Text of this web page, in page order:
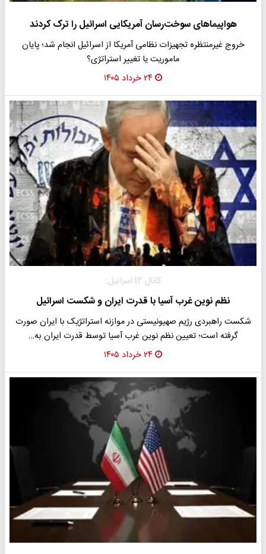
هواپیما‌های سوخت‌رسان آمریکایی اسرائیل را ترک کردند
خروج غیرمنتظره تجهیزات نظامی آمریکا از اسرائیل انجام شد؛ پایان
ماموریت یا تغییر استراتژی؟
۲۴ خرداد ۱۴۰۵
کانال 12 اسرائیل:
نظم نوین غرب آسیا با قدرت ایران و شکست اسرائیل
شکست راهبردی رژیم صهیونیستی در موازنه استراتژیک با ایران صورت
گرفته است؛ تعیین نظم نوین غرب آسیا توسط قدرت ایران به…
۲۴ خرداد ۱۴۰۵